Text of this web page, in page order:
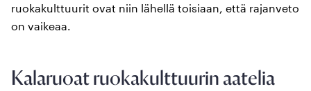
ruokakulttuurit ovat niin lähellä toisiaan, että rajanveto
on vaikeaa.
Kalaruoat ruokakulttuurin aatelia